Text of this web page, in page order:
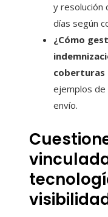
y resolución
días según
¿Cómo
coberturas
ejemplos
envío.